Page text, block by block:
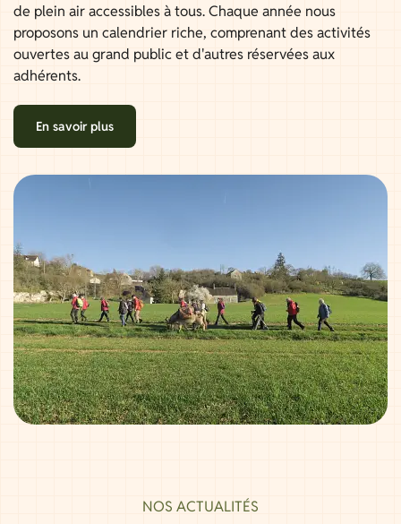
de plein air accessibles à tous. Chaque année nous
proposons un calendrier riche, comprenant des activités
ouvertes au grand public et d'autres réservées aux
adhérents.
En savoir plus
NOS ACTUALITÉS